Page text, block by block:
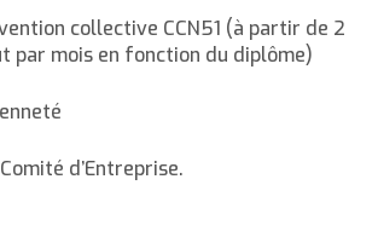
collective CCN51 (à partir de 2
par mois en fonction du diplôme)
d’Entreprise.